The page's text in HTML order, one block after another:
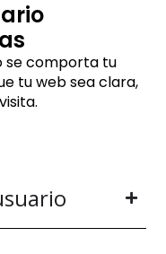
se comporta tu
tu web sea clara,